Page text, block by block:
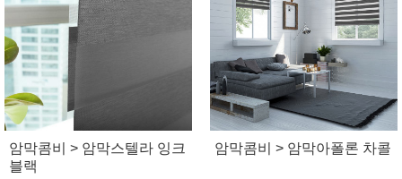
암막콤비 > 암막스텔라 잉크
블랙
암막콤비 > 암막아폴론 차콜